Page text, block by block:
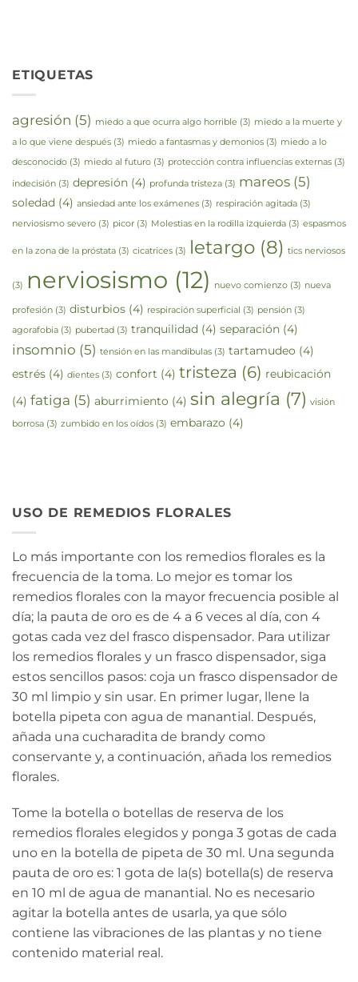
ETIQUETAS
agresión (5) miedo a que ocurra algo horrible (3) miedo a la muerte y
a lo que viene después (3) miedo a fantasmas y demonios (3) miedo a lo
desconocido (3) miedo al futuro (3) protección contra influencias externas (3)
indecisión (3) depresión (4) profunda tristeza (3) mareos (5)
soledad (4) ansiedad ante los exámenes (3) respiración agitada (3)
nerviosismo severo (3) picor (3) Molestias en la rodilla izquierda (3) espasmos
en la zona de la próstata (3) cicatrices (3) letargo (8) tics nerviosos
(3) nerviosismo (12) nuevo comienzo (3) nueva
profesión (3) disturbios (4) respiración superficial (3) pensión (3)
agorafobia (3) pubertad (3) tranquilidad (4) separación (4)
insomnio (5) tensión en las mandíbulas (3) tartamudeo (4)
estrés (4) dientes (3) confort (4) tristeza (6) reubicación
(4) fatiga (5) aburrimiento (4) sin alegría (7) visión
borrosa (3) zumbido en los oídos (3) embarazo (4)
USO DE REMEDIOS FLORALES
Lo más importante con los remedios florales es la
frecuencia de la toma. Lo mejor es tomar los
remedios florales con la mayor frecuencia posible al
día; la pauta de oro es de 4 a 6 veces al día, con 4
gotas cada vez del frasco dispensador. Para utilizar
los remedios florales y un frasco dispensador, siga
estos sencillos pasos: coja un frasco dispensador de
30 ml limpio y sin usar. En primer lugar, llene la
botella pipeta con agua de manantial. Después,
añada una cucharadita de brandy como
conservante y, a continuación, añada los remedios
florales.
Tome la botella o botellas de reserva de los
remedios florales elegidos y ponga 3 gotas de cada
uno en la botella de pipeta de 30 ml. Una segunda
pauta de oro es: 1 gota de la(s) botella(s) de reserva
en 10 ml de agua de manantial. No es necesario
agitar la botella antes de usarla, ya que sólo
contiene las vibraciones de las plantas y no tiene
contenido material real.